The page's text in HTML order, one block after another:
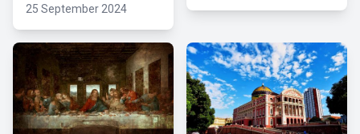
25 September 2024